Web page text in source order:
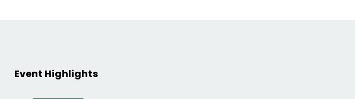
Event Highlights